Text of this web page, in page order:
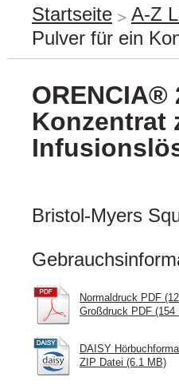
Startseite A-Z
Pulver für ein
ORENCIA®
Konzentrat
Bristol-Myers
Normaldruck PDF
Großdruck PDF (154
DAISY
ZIP Datei (6.1 MB)